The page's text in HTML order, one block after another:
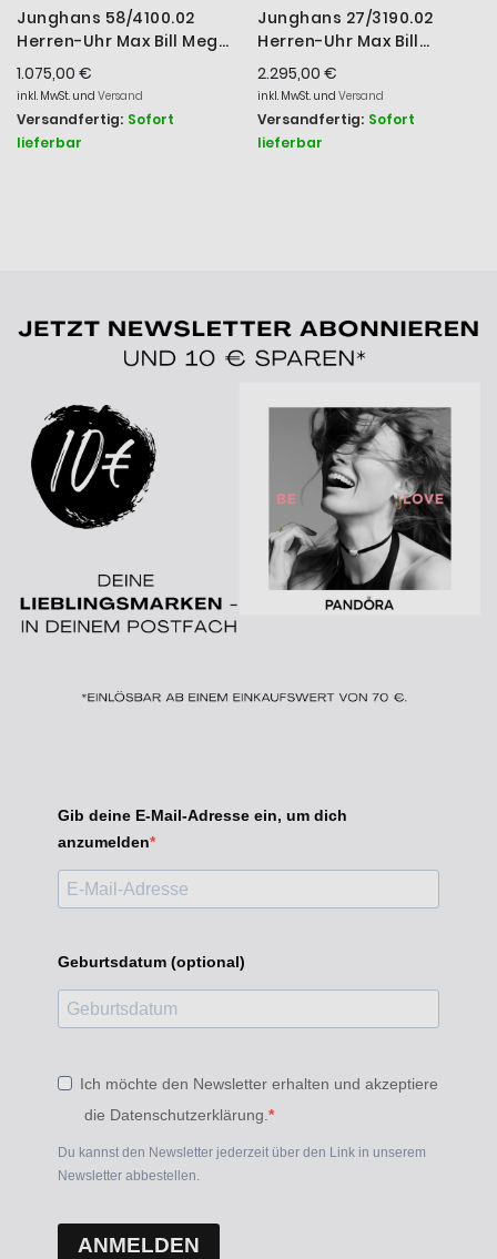
Junghans 58/4100.02
Herren-Uhr Max Bill Mega
Edition 60 Automatik
Leder-Armband
1.075,00 €
inkl. MwSt. und Versand
Versandfertig: Sofort
lieferbar
Junghans 27/3190.02
Herren-Uhr Max Bill
Regulator Edition 60
Automatik Leder-Band
2.295,00 €
inkl. MwSt. und Versand
Versandfertig: Sofort
lieferbar
Gib deine E-Mail-Adresse ein, um dich
anzumelden
Geburtsdatum (optional)
Ich möchte den Newsletter erhalten und akzeptiere
die Datenschutzerklärung.
Du kannst den Newsletter jederzeit über den Link in unserem
Newsletter abbestellen.
ANMELDEN